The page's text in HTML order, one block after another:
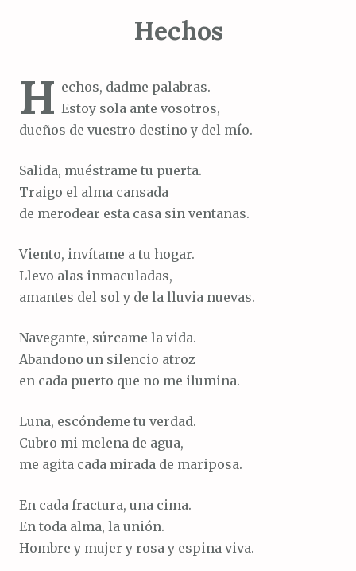
Hechos
H echos, dadme palabras.
Estoy sola ante vosotros,
dueños de vuestro destino y del mío.
Salida, muéstrame tu puerta.
Traigo el alma cansada
de merodear esta casa sin ventanas.
Viento, invítame a tu hogar.
Llevo alas inmaculadas,
amantes del sol y de la lluvia nuevas.
Navegante, súrcame la vida.
Abandono un silencio atroz
en cada puerto que no me ilumina.
Luna, escóndeme tu verdad.
Cubro mi melena de agua,
me agita cada mirada de mariposa.
En cada fractura, una cima.
En toda alma, la unión.
Hombre y mujer y rosa y espina viva.